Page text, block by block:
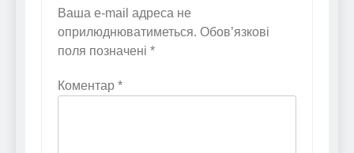
Ваша e-mail адреса не
оприлюднюватиметься. Обов’язкові
поля позначені *
Коментар *